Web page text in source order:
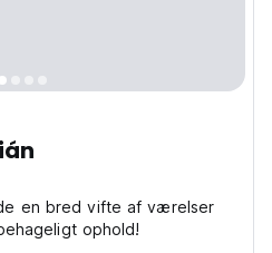
en bred vifte af værelser
ophold!